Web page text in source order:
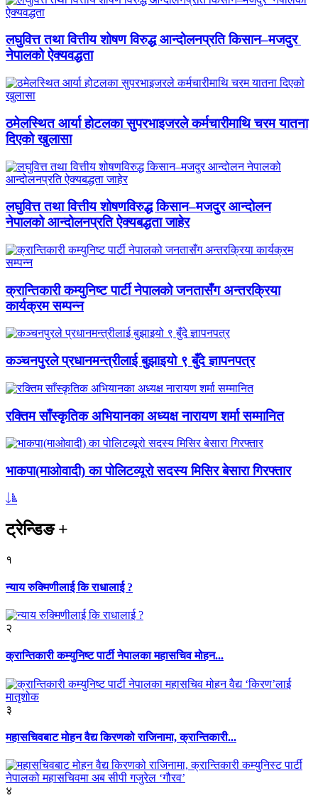
लघुवित्त तथा वित्तीय शोषण विरुद्ध आन्दोलनप्रति किसान–मजदुर
नेपालको ऐक्यवद्धता
ठमेलस्थित आर्या होटलका सुपरभाइजरले कर्मचारीमाथि चरम यातना
दिएको खुलासा
लघुवित्त तथा वित्तीय शोषणविरुद्ध किसान–मजदुर आन्दोलन
नेपालको आन्दोलनप्रति ऐक्यबद्धता जाहेर
क्रान्तिकारी कम्युनिष्ट पार्टी नेपालको जनतासँग अन्तरक्रिया
कार्यक्रम सम्पन्न
कञ्चनपुरले प्रधानमन्त्रीलाई बुझाइयो ९ बुँदे ज्ञापनपत्र
रक्तिम साँस्कृतिक अभियानका अध्यक्ष नारायण शर्मा सम्मानित
भाकपा(माओवादी) का पोलिटव्यूरो सदस्य मिसिर बेसारा गिरफ्तार
ट्रेन्डिङ+
१
न्याय रुक्मिणीलाई कि राधालाई ?
२
क्रान्तिकारी कम्युनिष्ट पार्टी नेपालका महासचिव मोहन...
३
महासचिवबाट मोहन वैद्य किरणको राजिनामा, क्रान्तिकारी...
४